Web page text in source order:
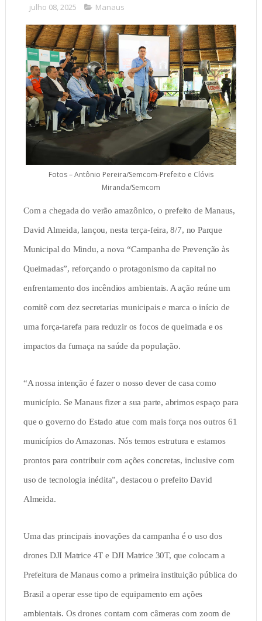
julho 08, 2025 Manaus
Fotos – Antônio Pereira/Semcom-Prefeito e Clóvis
Miranda/Semcom
Com a chegada do verão amazônico, o prefeito de Manaus,
David Almeida, lançou, nesta terça-feira, 8/7, no Parque
Municipal do Mindu, a nova “Campanha de Prevenção às
Queimadas”, reforçando o protagonismo da capital no
enfrentamento dos incêndios ambientais. A ação reúne um
comitê com dez secretarias municipais e marca o início de
uma força-tarefa para reduzir os focos de queimada e os
impactos da fumaça na saúde da população.
“A nossa intenção é fazer o nosso dever de casa como
município. Se Manaus fizer a sua parte, abrimos espaço para
que o governo do Estado atue com mais força nos outros 61
municípios do Amazonas. Nós temos estrutura e estamos
prontos para contribuir com ações concretas, inclusive com
uso de tecnologia inédita”, destacou o prefeito David
Almeida.
Uma das principais inovações da campanha é o uso dos
drones DJI Matrice 4T e DJI Matrice 30T, que colocam a
Prefeitura de Manaus como a primeira instituição pública do
Brasil a operar esse tipo de equipamento em ações
ambientais. Os drones contam com câmeras com zoom de